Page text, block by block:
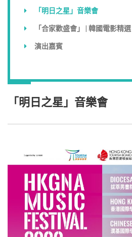
「明日之星」音樂會
「合家歡盛會」 | 韓國電影精選
演出嘉賓
「明日之星」音樂會